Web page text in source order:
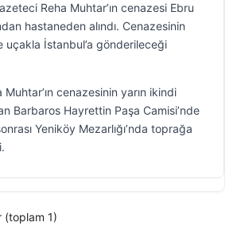
Reha Muhtar’ın cenazesi Ebru
hastaneden alındı. Cenazesinin
uçakla İstanbul’a gönderileceği
cenazesinin yarın ikindi
Barbaros Hayrettin Paşa Camisi’nde
Yeniköy Mezarlığı’nda toprağa
(toplam 1)